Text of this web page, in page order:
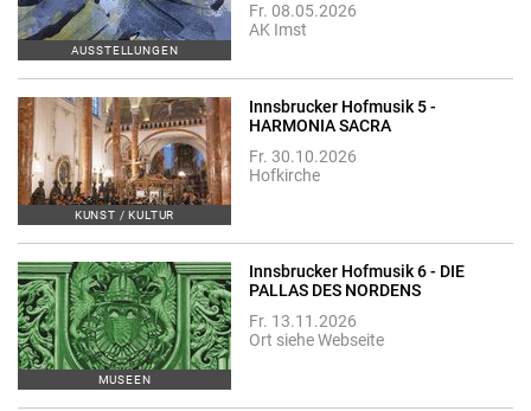
AUSSTELLUNGEN
Fr. 08.05.2026
AK Imst
KUNST / KULTUR
Innsbrucker Hofmusik 5 -
HARMONIA SACRA
Fr. 30.10.2026
Hofkirche
MUSEEN
Innsbrucker Hofmusik 6 - DIE
PALLAS DES NORDENS
Fr. 13.11.2026
Ort siehe Webseite